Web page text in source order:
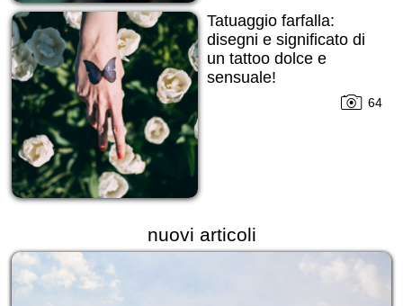
Tatuaggio farfalla:
disegni e significato di
un tattoo dolce e
sensuale!
64
nuovi articoli